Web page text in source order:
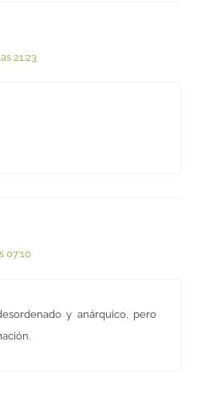
21:23
07:10
y anárquico, pero